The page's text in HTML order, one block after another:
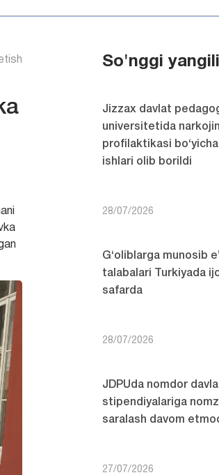
So'nggi
Jizzax davlat
universitetida
profilaktikasi bo‘yicha
ishlari olib borildi
28/07/2026
G‘oliblarga munosib
talabalari Turkiyada
safarda
28/07/2026
JDPUda nomdor
stipendiyalariga
saralash davom
27/07/2026